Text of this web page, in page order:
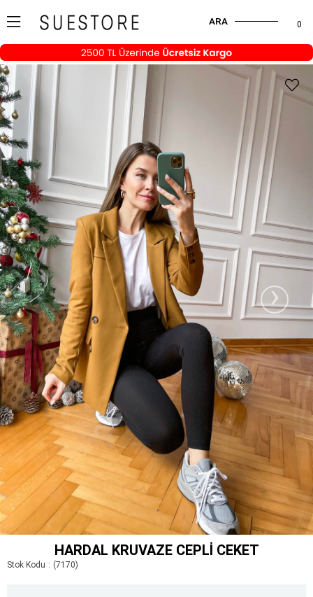
0
ARA
›
HARDAL KRUVAZE CEPLI CEKET
Stok Kodu (7170)